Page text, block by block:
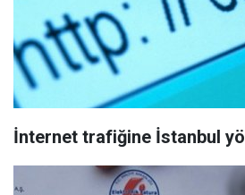
İnternet trafiğine İstanbul